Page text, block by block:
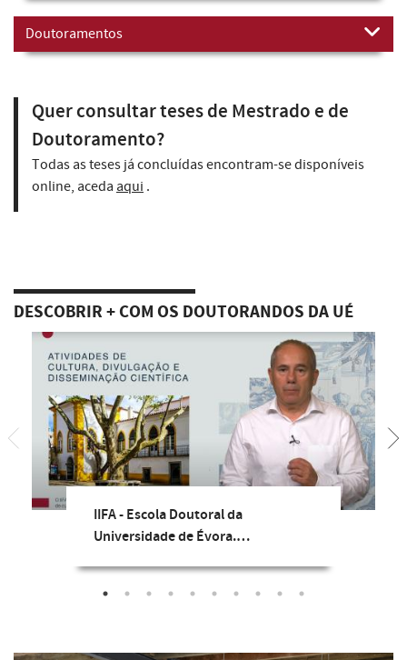
Doutoramentos
Quer consultar teses de Mestrado e de
Doutoramento?
Todas as teses já concluídas encontram-se disponíveis
online, aceda aqui .
DESCOBRIR + COM OS DOUTORANDOS DA UÉ
IIFA - Escola Doutoral da
Universidade de Évora.…